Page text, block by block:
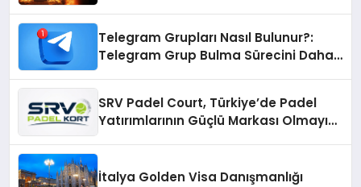
Telegram Grupları Nasıl Bulunur?:
Telegram Grup Bulma Sürecini Daha
SRV Padel Court, Türkiye’de Padel
Yatırımlarının Güçlü Markası Olmayı
İtalya Golden Visa Danışmanlığı